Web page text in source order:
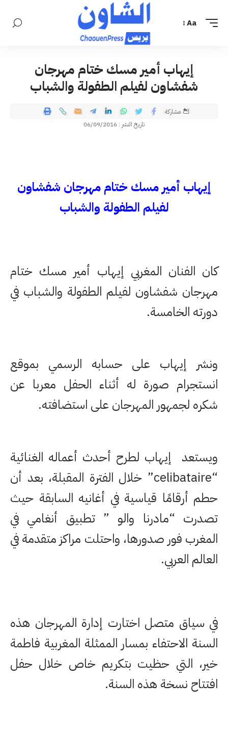
Aa
إيهاب أمير مسك ختام مهرجان
شفشاون لفيلم الطفولة والشباب
تاريخ النشر : 06/09/2016
مشاركة
إيهاب أمير مسك ختام مهرجان شفشاون
لفيلم الطفولة والشباب
كان الفنان المغربي إيهاب أمير مسك ختام
مهرجان شفشاون لفيلم الطفولة والشباب في
دورته الخامسة.
ونشر إيهاب على حسابه الرسمي بموقع
انستجرام صورة له أثناء الحفل معربا عن
شكره لجمهور المهرجان على استضافته.
ويستعد إيهاب لطرح أحدث أعماله الغنائية
“celibataire” خلال الفترة المقبلة، بعد أن
حطم أرقامًا قياسية في أغانيه السابقة حيث
تصدرت “مادرنا والو ” تطبيق أنغامي في
المغرب فور صدورها، واحتلت مراكز متقدمة في
العالم العربي.
في سياق متصل اختارت إدارة المهرجان هذه
السنة الاحتفاء بمسار الممثلة المغربية فاطمة
خير، التي حظيت بتكريم خاص خلال حفل
افتتاح نسخة هذه السنة.